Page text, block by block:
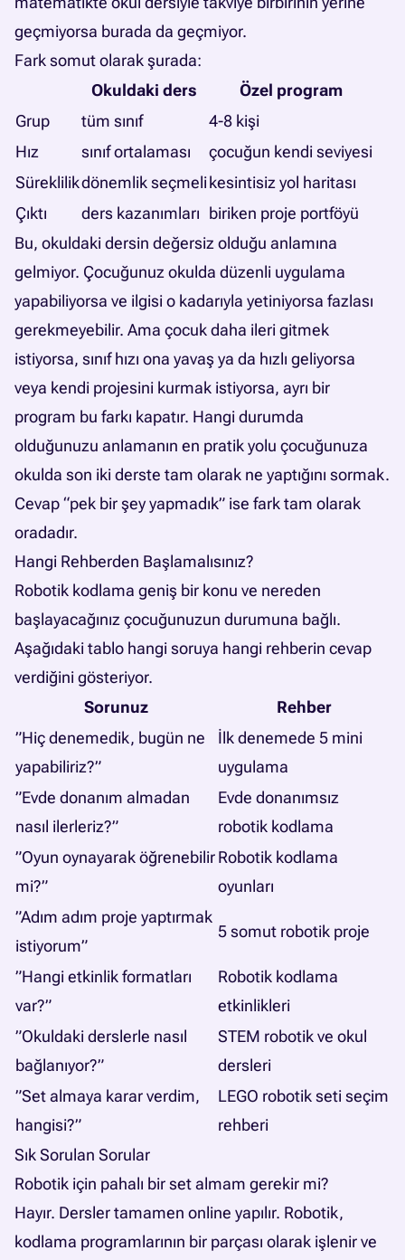
geçmiyorsa burada da geçmiyor.
Fark somut olarak şurada:
Okuldaki ders
Özel program
Grup
tüm sınıf
4-8 kişi
Hız
sınıf ortalaması
çocuğun kendi seviyesi
Süreklilikdönemlik seçmelikesintisiz yol haritası
Çıktı
ders kazanımları biriken proje portföyü
Bu, okuldaki dersin değersiz olduğu anlamına
gelmiyor. Çocuğunuz okulda düzenli uygulama
yapabiliyorsa ve ilgisi o kadarıyla yetiniyorsa fazlası
gerekmeyebilir. Ama çocuk daha ileri gitmek
istiyorsa, sınıf hızı ona yavaş ya da hızlı geliyorsa
veya kendi projesini kurmak istiyorsa, ayrı bir
program bu farkı kapatır. Hangi durumda
olduğunuzu anlamanın en pratik yolu çocuğunuza
okulda son iki derste tam olarak ne yaptığını sormak.
Cevap “pek bir şey yapmadık” ise fark tam olarak
oradadır.
Hangi Rehberden Başlamalısınız?
Robotik kodlama geniş bir konu ve nereden
başlayacağınız çocuğunuzun durumuna bağlı.
Aşağıdaki tablo hangi soruya hangi rehberin cevap
verdiğini gösteriyor.
Sorunuz
Rehber
”Hiç denemedik, bugün ne
yapabiliriz?”
İlk denemede 5 mini
uygulama
”Evde donanım almadan
nasıl ilerleriz?”
Evde donanımsız
robotik kodlama
”Oyun oynayarak öğrenebilir
mi?”
Robotik kodlama
oyunları
”Adım adım proje yaptırmak
istiyorum”
5 somut robotik proje
”Hangi etkinlik formatları
var?”
Robotik kodlama
etkinlikleri
”Okuldaki derslerle nasıl
bağlanıyor?”
STEM robotik ve okul
dersleri
”Set almaya karar verdim,
hangisi?”
LEGO robotik seti seçim
rehberi
Sık Sorulan Sorular
Robotik için pahalı bir set almam gerekir mi?
Hayır. Dersler tamamen online yapılır. Robotik,
kodlama programlarının bir parçası olarak işlenir ve